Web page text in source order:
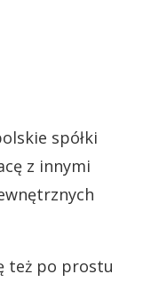
spółki
z innymi
też po prostu